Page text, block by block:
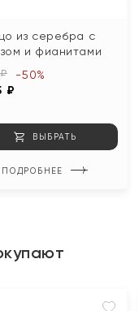
из серебра с
и фианитами
₽
-50%
ВЫБРАТЬ
ПОДРОБНЕЕ